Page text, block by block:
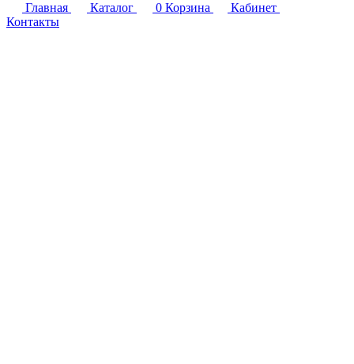
Главная
Каталог 0 Корзина
Кабинет
Контакты